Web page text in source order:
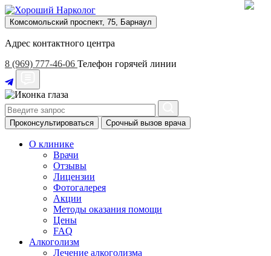
Комсомольский проспект, 75, Барнаул
Адрес контактного центра
8 (969) 777-46-06 Телефон горячей линии
Проконсультироваться Срочный вызов врача
О клинике
Врачи
Отзывы
Лицензии
Фотогалерея
Акции
Методы оказания помощи
Цены
FAQ
Алкоголизм
Лечение алкоголизма